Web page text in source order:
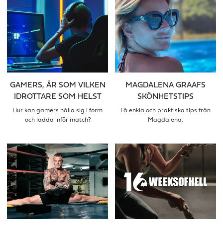
GAMERS, ÄR SOM VILKEN
IDROTTARE SOM HELST
Hur kan gamers hålla sig i form
och ladda inför match?
MAGDALENA GRAAFS
SKÖNHETSTIPS
Få enkla och praktiska tips från
Magdalena.